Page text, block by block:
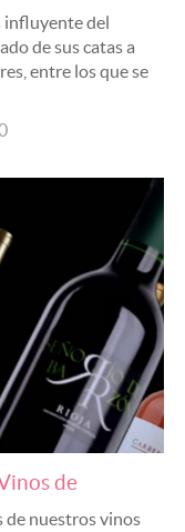
influyente del
de sus catas a
entre los que se
de
de nuestros vinos